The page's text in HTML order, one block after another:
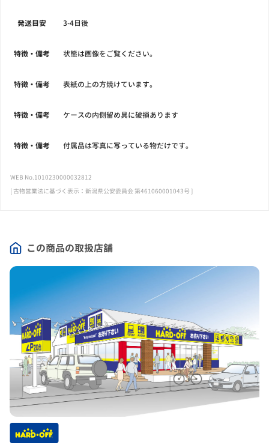
この商品の取扱店舗
発送目安 3-4日後
特徴・備考 状態は画像をご覧ください。
特徴・備考 表紙の上の方焼けています。
特徴・備考 ケースの内側留め具に破損あります
特徴・備考 付属品は写真に写っている物だけです。
WEB No.1010230000032812
[ 古物営業法に基づく表示：新潟県公安委員会 第461060001043号 ]